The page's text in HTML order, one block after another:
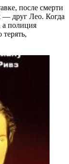
после смерти
— друг Лео. Когда
а полиция